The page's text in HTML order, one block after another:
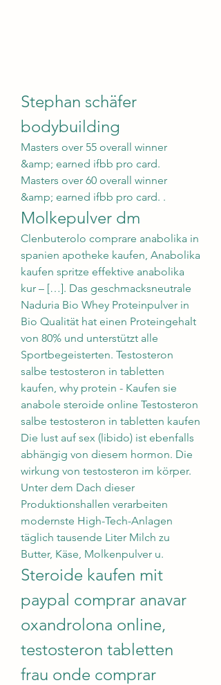
Stephan schäfer
bodybuilding
Masters over 55 overall winner
&amp; earned ifbb pro card.
Masters over 60 overall winner
&amp; earned ifbb pro card. .
Molkepulver dm
Clenbuterolo comprare anabolika in
spanien apotheke kaufen, Anabolika
kaufen spritze effektive anabolika
kur – […]. Das geschmacksneutrale
Naduria Bio Whey Proteinpulver in
Bio Qualität hat einen Proteingehalt
von 80% und unterstützt alle
Sportbegeisterten. Testosteron
salbe testosteron in tabletten
kaufen, why protein - Kaufen sie
anabole steroide online Testosteron
salbe testosteron in tabletten kaufen
Die lust auf sex (libido) ist ebenfalls
abhängig von diesem hormon. Die
wirkung von testosteron im körper.
Unter dem Dach dieser
Produktionshallen verarbeiten
modernste High-Tech-Anlagen
täglich tausende Liter Milch zu
Butter, Käse, Molkenpulver u.
Steroide kaufen mit
paypal comprar anavar
oxandrolona online,
testosteron tabletten
frau onde comprar